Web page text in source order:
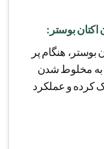
بوستر:
بوستر، هنگام پر
مخلوط شدن
کرده و عملکرد